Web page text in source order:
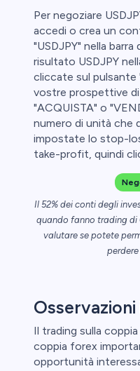
Per negoziare
accedi o crea un
"USDJPY" nella
risultato USDJPY
cliccate sul pulsante
vostre prospettive
"ACQUISTA" o
numero di unità che
impostate lo stop-
take-profit, quindi
Il 52% dei conti degli
quando fanno trading di
valutare se potete
Osservazioni
Il trading sulla
coppia forex
opportunità